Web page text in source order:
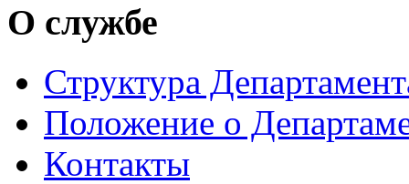
О службе
Структура
Положение о
Контакты